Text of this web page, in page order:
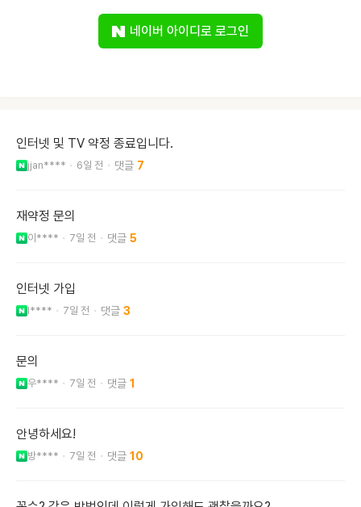
네이버 아이디로 로그인
인터넷 및 TV 약정 종료입니다.
jjan**** 6일 전 7
재약정 문의
이**** 7일 전 5
인터넷 가입
l**** 7일 전 3
문의
우**** 7일 전 1
안녕하세요!
방**** 7일 전 10